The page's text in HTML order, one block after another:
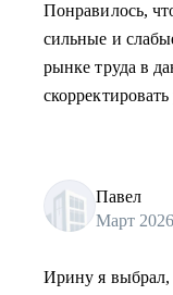
Понравилось,
сильные и
рынке труда в
Павел
Март 2026
Ирину я выбрал,